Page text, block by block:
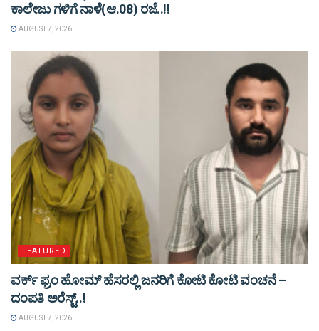
ಕಾಲೇಜು ಗಳಿಗೆ ನಾಳೆ(ಆ.08) ರಜೆ..!!
AUGUST 7, 2026
FEATURED
ವರ್ಕ್ ಫ್ರಂ ಹೋಮ್ ಹೆಸರಲ್ಲಿ ಜನರಿಗೆ ಕೋಟಿ ಕೋಟಿ ವಂಚನೆ –
ದಂಪತಿ ಅರೆಸ್ಟ್..!
AUGUST 7, 2026